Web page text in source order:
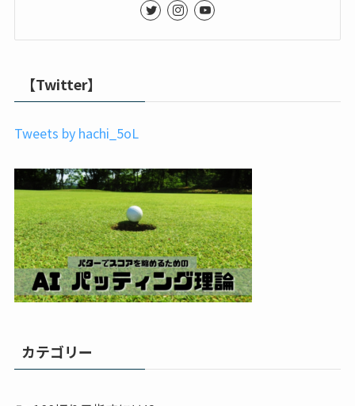
【Twitter】
Tweets by hachi_5oL
カテゴリー